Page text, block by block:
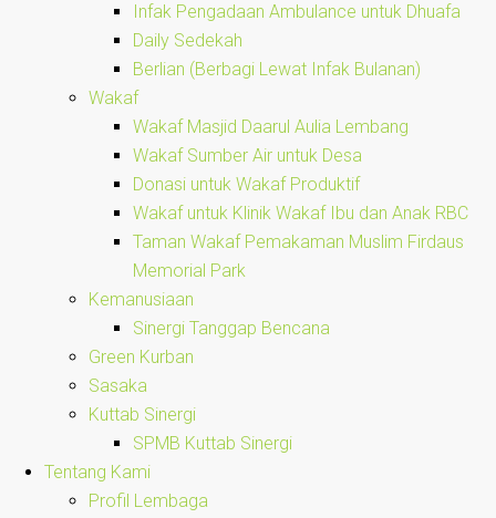
Infak Pengadaan Ambulance untuk Dhuafa
Daily Sedekah
Berlian (Berbagi Lewat Infak Bulanan)
Wakaf
Wakaf Masjid Daarul Aulia Lembang
Wakaf Sumber Air untuk Desa
Donasi untuk Wakaf Produktif
Wakaf untuk Klinik Wakaf Ibu dan Anak RBC
Taman Wakaf Pemakaman Muslim Firdaus
Memorial Park
Kemanusiaan
Sinergi Tanggap Bencana
Green Kurban
Sasaka
Kuttab Sinergi
SPMB Kuttab Sinergi
Tentang Kami
Profil Lembaga